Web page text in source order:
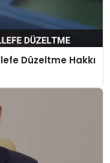
Düzeltme Hakkı